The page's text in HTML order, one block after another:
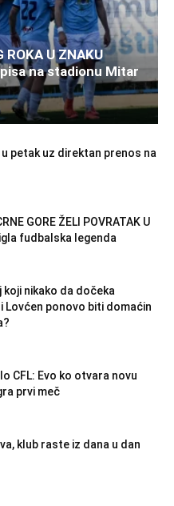
ROKA U ZNAKU
na stadionu Mitar
petak uz direktan prenos na
GORE ŽELI POVRATAK U
fudbalska legenda
koji nikako da dočeka
Lovćen ponovo biti domaćin
CFL: Evo ko otvara novu
prvi meč
klub raste iz dana u dan